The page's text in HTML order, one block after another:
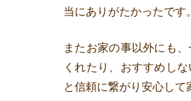
当にありがたかったです
またお家の事以外にも
くれたり、おすすめし
と信頼に繋がり安心し